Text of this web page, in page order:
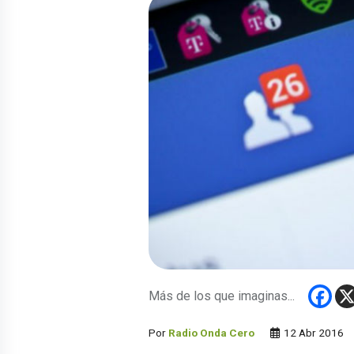
Más de los que imaginas...
Por Radio Onda Cero 12 Abr 2016